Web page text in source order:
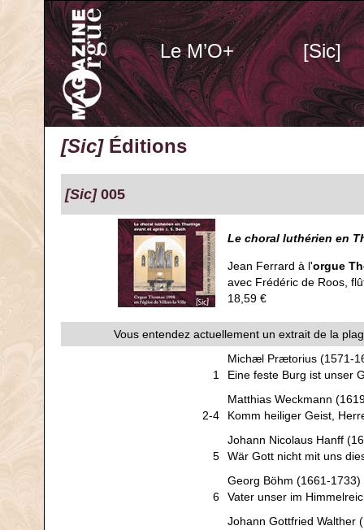
Le M’O+ [Sic]
[Sic]Éditions
[Sic]005
Le choral luthérien en
Jean Ferrard à l'orgue
avec Frédéric de Roos,
18,59 €
Vous entendez actuellement un extrait de la
1
Michæl Prætorius (1571-
Eine feste Burg ist unser
2-4
Matthias Weckmann
Komm heiliger Geist,
5
Johann Nicolaus Hanff
Wär Gott nicht mit uns
6
Georg Böhm (1661-1733)
Vater unser im
Johann Gottfried Walther